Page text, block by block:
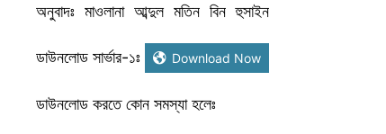
অনুবাদঃ মাওলানা আব্দুল মতিন বিন হুসাইন
ডাউনলোড সার্ভার-১ঃ Download Now
ডাউনলোড করতে কোন সমস্যা হলেঃ